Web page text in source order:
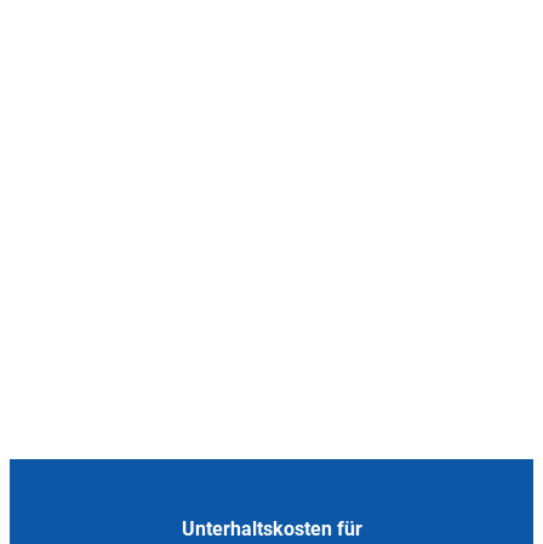
Unterhaltskosten für